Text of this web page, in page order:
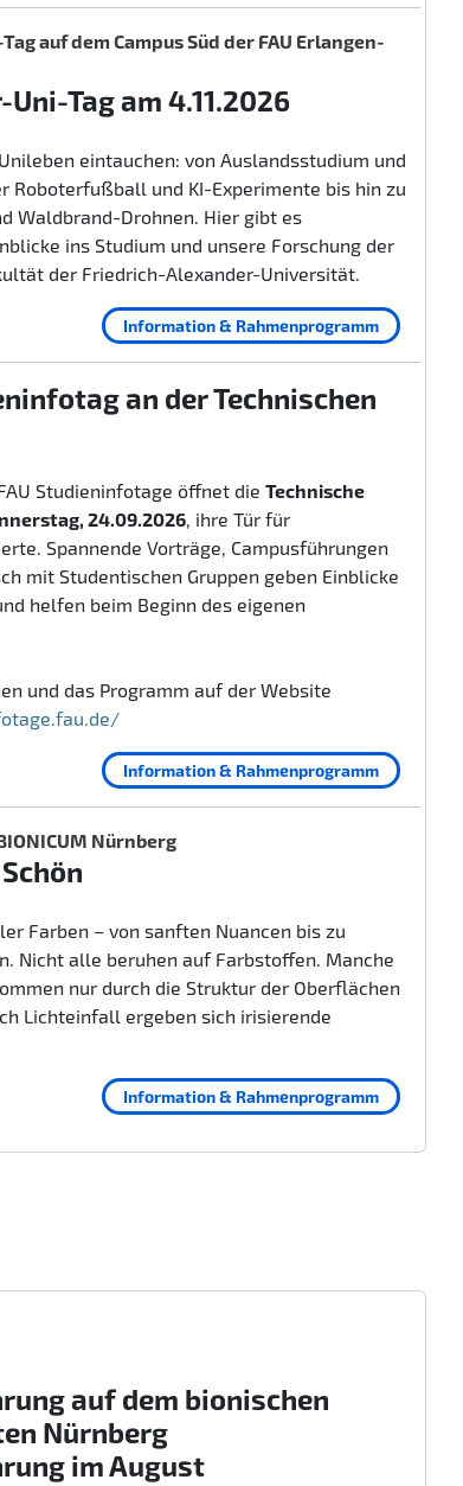
auf dem Campus Süd der FAU Erlangen-
Tag am 4.11.2026
eintauchen: von Auslandsstudium und
Roboterfußball und KI-Experimente bis hin zu
Waldbrand-Drohnen. Hier gibt es
ins Studium und unsere Forschung der
der Friedrich-Alexander-Universität.
Information & Rahmenprogramm
an der Technischen
Studieninfotage öffnet die Technische
24.09.2026, ihre Tür für
Spannende Vorträge, Campusführungen
mit Studentischen Gruppen geben Einblicke
helfen beim Beginn des eigenen
und das Programm auf der Website
Information & Rahmenprogramm
Nürnberg
Farben – von sanften Nuancen bis zu
Nicht alle beruhen auf Farbstoffen. Manche
nur durch die Struktur der Oberflächen
Lichteinfall ergeben sich irisierende
Information & Rahmenprogramm
auf dem bionischen
Nürnberg
im August